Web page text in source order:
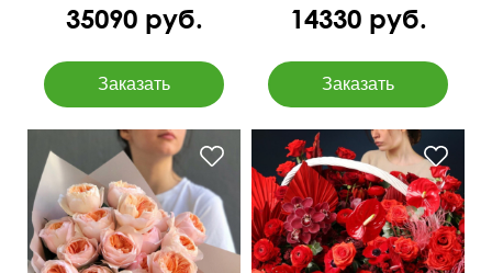
35090 руб. 14330 руб.
В дизайнерской упаковке
Экзотические растения в
корзине